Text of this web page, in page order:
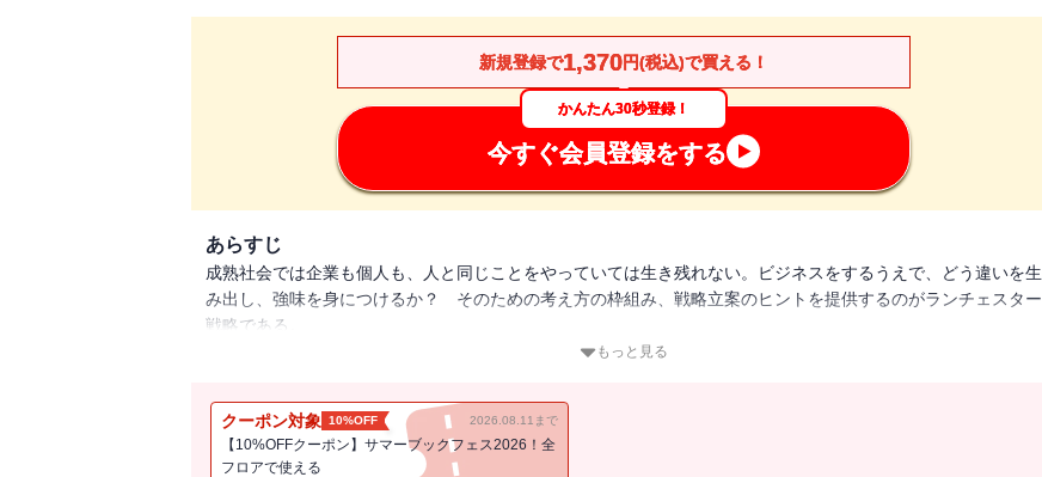
新規登録で1,370円(税込)で買える！
かんたん30秒登録！
今すぐ会員登録をする
あらすじ
成熟社会では企業も個人も、人と同じことをやっていては生き残れない。ビジネスをするうえで、どう違いを生
み出し、強味を身につけるか？ そのための考え方の枠組み、戦略立案のヒントを提供するのがランチェスター
戦略である。
ビジネスと生活の両面に応用できるランチェスター戦略の入門書。
もっと見る
クーポン対象 10%OFF 2026.08.11まで
【10%OFFクーポン】サマーブックフェス2026！全
フロアで使える